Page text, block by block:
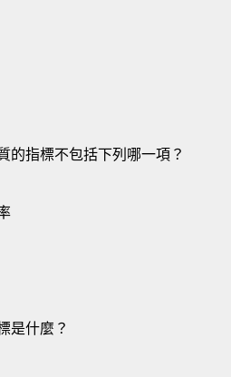
的指標不包括下列哪一項？
是什麼？